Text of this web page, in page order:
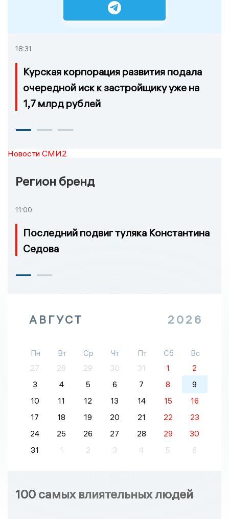
18:31
Курская корпорация развития подала
очередной иск к застройщику уже на
1,7 млрд рублей
Новости СМИ2
Регион бренд
11:00
Последний подвиг туляка Константина
Седова
АВГУСТ 2026
Пн Вт Ср Чт Пт Сб
Вс
27
28 29 30 31 1
2
3
4 5 6 7 8
9
10
11 12 13 14 15
16
17
18 19 20 21 22
23
24
25 26 27 28 29
30
31
1 2 3 4 5 6
100 самых влиятельных людей